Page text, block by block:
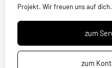
Projekt. Wir freuen uns auf dich.
zum
zum